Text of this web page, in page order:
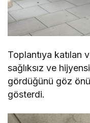
Toplantıya katılan
sağlıksız ve
gördüğünü göz
gösterdi.